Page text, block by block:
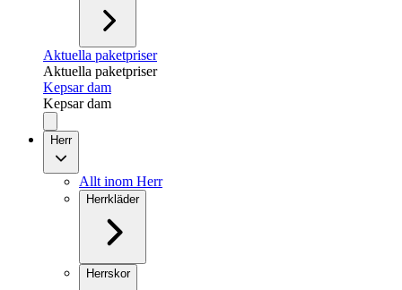
Aktuella paketpriser
Aktuella paketpriser
Kepsar dam
Kepsar dam
Herr
Allt inom Herr
Herrkläder
Herrskor